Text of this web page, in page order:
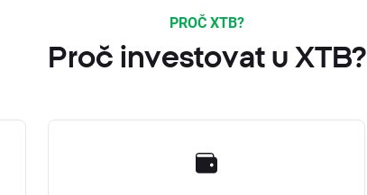
PROČ XTB?
Proč investovat u XTB?